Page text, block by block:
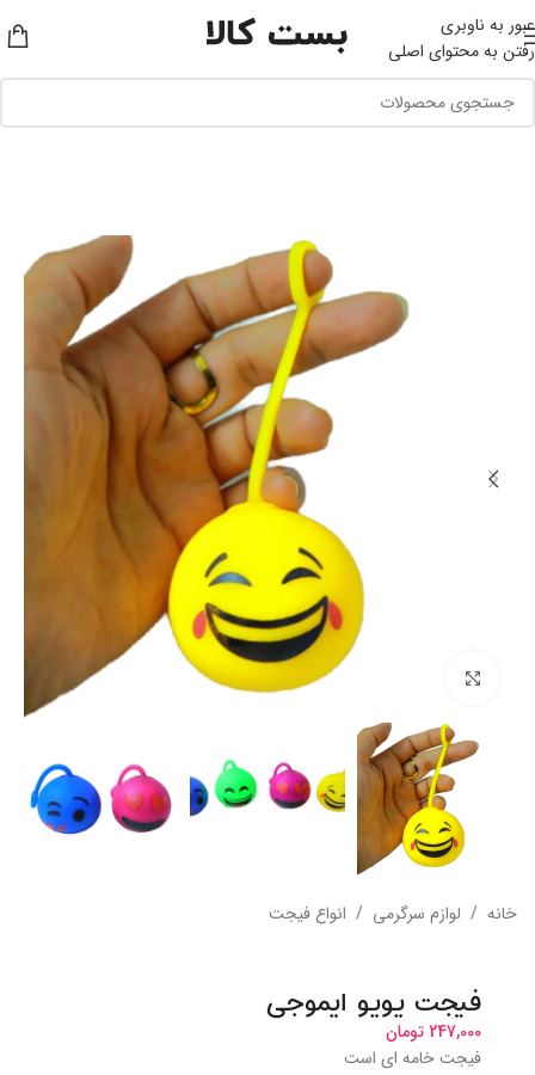
عبور به ناوبری
رفتن به محتوای اصلی
خانه / لوازم سرگرمی / انواع فیجت
فیجت یویو ایموجی
247,000 تومان
فیجت خامه ای است